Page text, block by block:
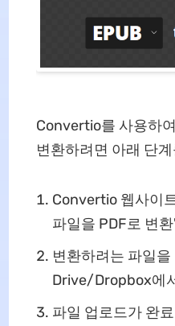
Convertio를 사용하
변환하려면 아래 단
Convertio 웹사이
파일을 PDF로 변
변환하려는 파일
Drive/Dropbox에
파일 업로드가 완